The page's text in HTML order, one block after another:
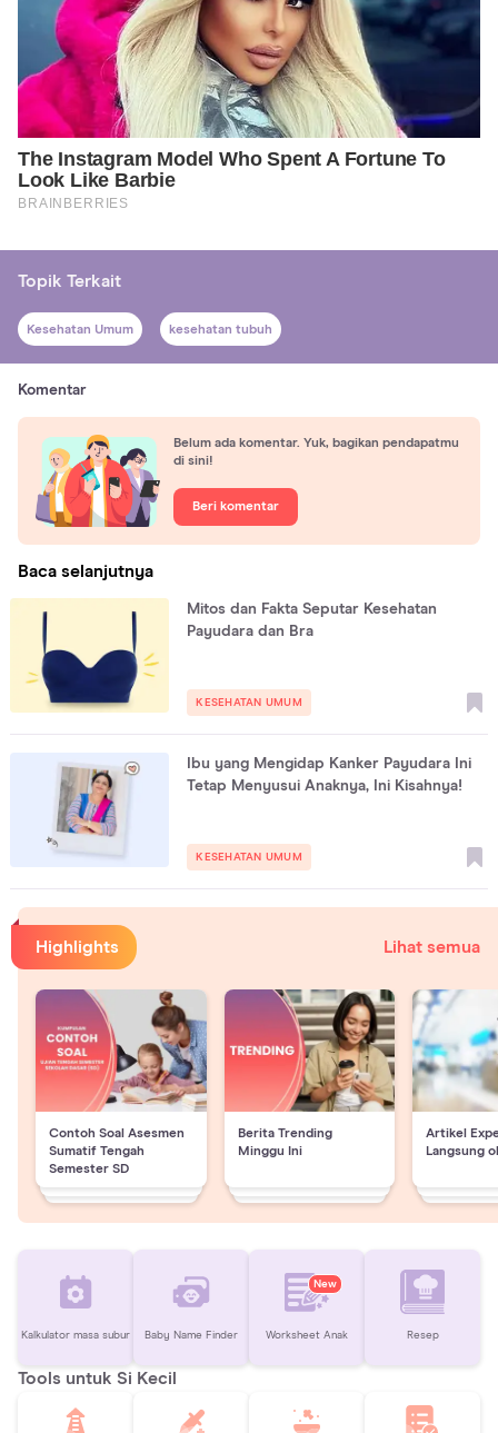
Topik Terkait
Kesehatan Umum kesehatan tubuh
Komentar
Belum ada komentar. Yuk, bagikan pendapatmu
di sini!
Beri komentar
Baca selanjutnya
Mitos dan Fakta Seputar Kesehatan
Payudara dan Bra
KESEHATAN UMUM
Ibu yang Mengidap Kanker Payudara Ini
Tetap Menyusui Anaknya, Ini Kisahnya!
KESEHATAN UMUM
Highlights Lihat semua
Contoh Soal Asesmen
Sumatif Tengah
Semester SD
Berita Trending
Minggu Ini
Artikel
Langsung
Kalkulator masa subur Baby Name Finder
New
Worksheet Anak Resep
Tools untuk Si Kecil